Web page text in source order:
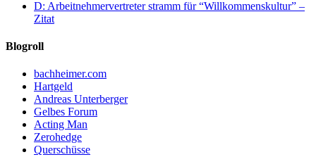
D: Arbeitnehmervertreter stramm für “Willkommenskultur” –
Zitat
Blogroll
bachheimer.com
Hartgeld
Andreas Unterberger
Gelbes Forum
Acting Man
Zerohedge
Querschüsse